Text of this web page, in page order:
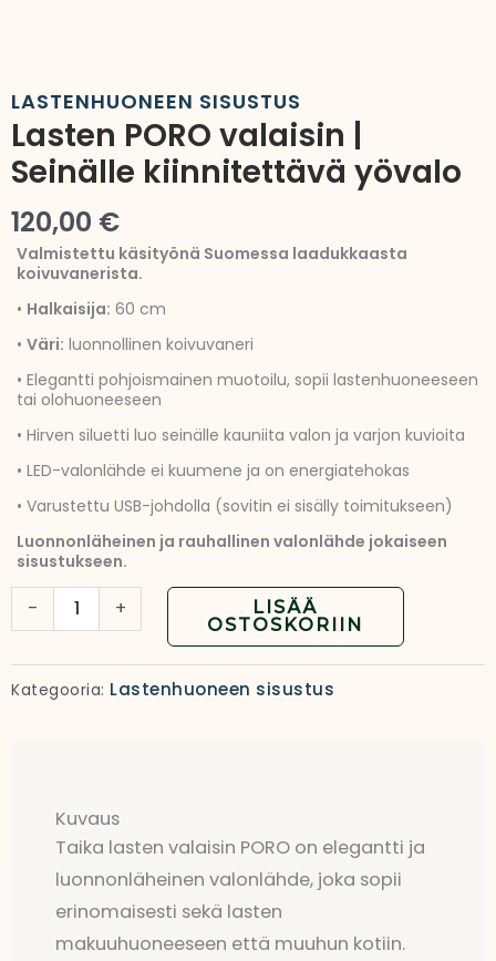
LASTENHUONEEN SISUSTUS
Lasten PORO valaisin |
Seinälle kiinnitettävä yövalo
120,00 €
Valmistettu käsityönä Suomessa laadukkaasta
koivuvanerista.
• Halkaisija: 60 cm
• Väri: luonnollinen koivuvaneri
• Elegantti pohjoismainen muotoilu, sopii lastenhuoneeseen
tai olohuoneeseen
• Hirven siluetti luo seinälle kauniita valon ja varjon kuvioita
• LED-valonlähde ei kuumene ja on energiatehokas
• Varustettu USB-johdolla (sovitin ei sisälly toimitukseen)
Luonnonläheinen ja rauhallinen valonlähde jokaiseen
sisustukseen.
-
Lasten
PORO
valaisin
|
määrä
+
LISÄÄ
OSTOSKORIIN
Kategooria: Lastenhuoneen sisustus
Kuvaus
Taika lasten valaisin PORO on elegantti ja
luonnonläheinen valonlähde, joka sopii
erinomaisesti sekä lasten
makuuhuoneeseen että muuhun kotiin.